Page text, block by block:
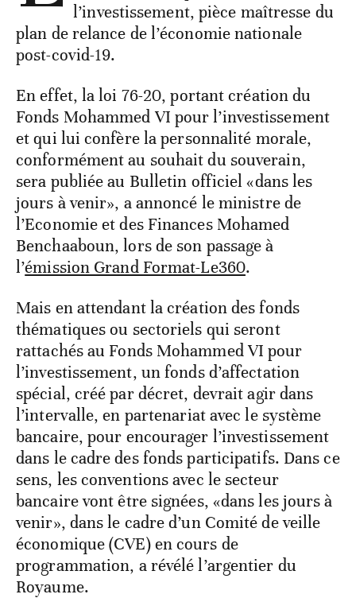
l’investissement, pièce maîtresse du
plan de relance de l’économie nationale
post-covid-19.
En effet, la loi 76-20, portant création du
Fonds Mohammed VI pour l’investissement
et qui lui confère la personnalité morale,
conformément au souhait du souverain,
sera publiée au Bulletin officiel «dans les
jours à venir», a annoncé le ministre de
l’Economie et des Finances Mohamed
Benchaaboun, lors de son passage à
l’émission Grand Format-Le360.
Mais en attendant la création des fonds
thématiques ou sectoriels qui seront
rattachés au Fonds Mohammed VI pour
l’investissement, un fonds d’affectation
spécial, créé par décret, devrait agir dans
l’intervalle, en partenariat avec le système
bancaire, pour encourager l’investissement
dans le cadre des fonds participatifs. Dans ce
sens, les conventions avec le secteur
bancaire vont être signées, «dans les jours à
venir», dans le cadre d’un Comité de veille
économique (CVE) en cours de
programmation, a révélé l’argentier du
Royaume.